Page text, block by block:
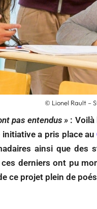
© Lionel Rault –
pas entendus »: Voilà
initiative a pris place au
ainsi que des
derniers ont pu
ce projet plein de